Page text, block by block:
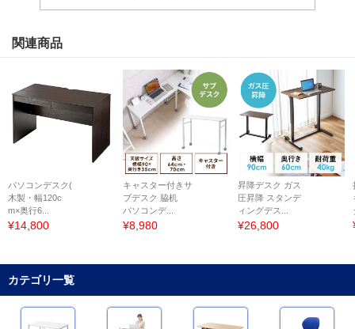
関連商品
パソコンデスク(
木製・幅120c
m×奥行6...
¥14,800
キャスター付きサ
ブデスク 脇机
パソコンデ...
¥8,980
昇降デスク ガス
圧昇降 スタンデ
ィングデス...
¥26,800
カテゴリ一覧